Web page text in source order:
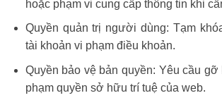
hoặc phạm vi cung cấp thông tin khi
Quyền quản trị người dùng: Tạm
tài khoản vi phạm điều khoản.
Quyền bảo vệ bản quyền: Yêu cầu
phạm quyền sở hữu trí tuệ của web.